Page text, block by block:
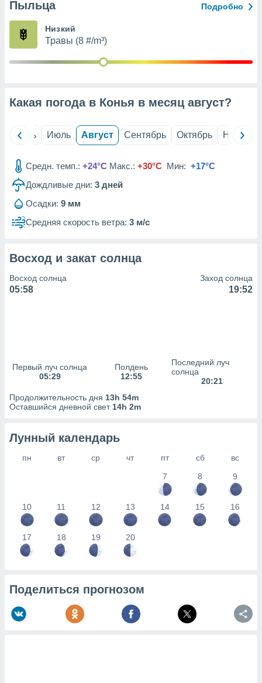
из
рекламы
наших 1199
Пыльца Подробно
Низкий
Травы (8 #/m³)
Какая погода в Конья в месяц август?
Июнь Июль Август Сентябрь Октябрь Ноябрь
Средн. темп.: +24°C Макс.: +30°C Мин: +17°C
Дождливые дни: 3 дней
Осадки: 9 мм
Средняя скорость ветра: 3 м/с
Восход и закат солнца
Восход солнца
05:58
Заход солнца
19:52
Первый луч солнца
05:29
Полдень
12:55
Последний луч
солнца
20:21
Продолжительность дня 13h 54m
Оставшийся дневной свет 14h 2m
Лунный календарь
пн вт ср чт пт сб
вс
7
8 9
10 11 12 13 14 15 16
17 18 19 20
Поделиться прогнозом